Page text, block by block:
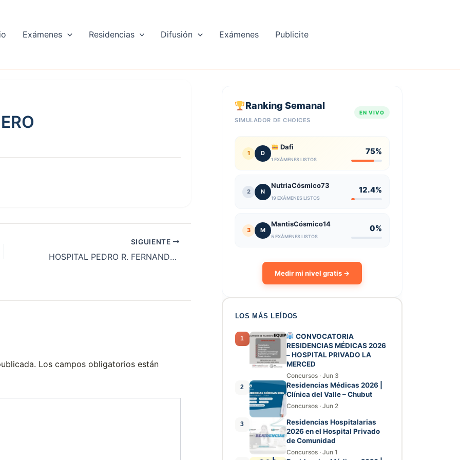
Exámenes Residencias Difusión Exámenes Publicite
SIGUIENTE
HOSPITAL PEDRO R. FERNANDEZ
Los campos obligatorios están
Ranking Semanal
SIMULADOR DE CHOICES
EN VIVO
1 D
Dafi
1 EXÁMENES LISTOS
75%
2 N
NutriaCósmico73
19 EXÁMENES LISTOS
12.4%
3 M
MantisCósmico14
5 EXÁMENES LISTOS
0%
Medir mi nivel gratis →
LOS MÁS LEÍDOS
1
CONVOCATORIA
RESIDENCIAS MÉDICAS 2026
– HOSPITAL PRIVADO LA
MERCED
Concursos · Jun 3
2
Residencias Médicas 2026 |
Clínica del Valle – Chubut
Concursos · Jun 2
3
Residencias Hospitalarias
2026 en el Hospital Privado
de Comunidad
Concursos · Jun 1